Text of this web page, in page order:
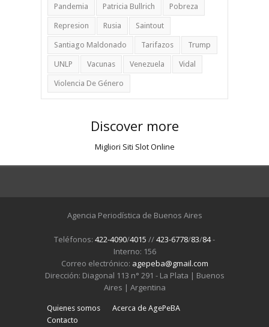
Pandemia Patricia Bullrich Pobreza
Represion Rusia Saintout
Santiago Maldonado Tarifazos Trump
UNLP Vacunas Venezuela Vidal
Violencia De Género
Discover more
Migliori Siti Slot Online
Agencia Periodística de Buenos Aires
Teléfonos: 422-4090/4015 //423-6778/83/84-
Interno: 156
Correo electrónico: agepeba@gmail.com
Dirección: Diagonal 113 n° 291 - La Plata | Buenos
Aires | Argentina
Quienes somos
Acerca de AgePeBA
Contacto